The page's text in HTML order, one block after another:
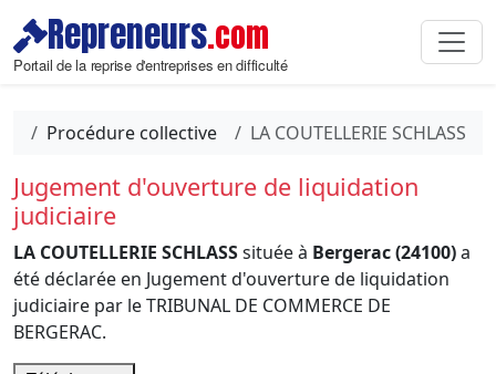
Repreneurs.com
Portail de la reprise d'entreprises en difficulté
Procédure collective LA COUTELLERIE SCHLASS
Jugement d'ouverture de liquidation
judiciaire
LA COUTELLERIE SCHLASSsituée à Bergerac (24100)a
été déclarée en Jugement d'ouverture de liquidation
judiciaire par le TRIBUNAL DE COMMERCE DE
BERGERAC.